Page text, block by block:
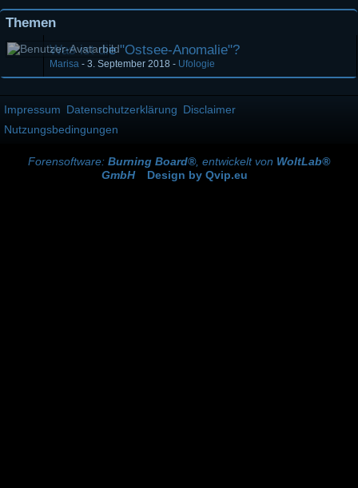
Themen
Was ist die "Ostsee-Anomalie"?
Marisa - 3. September 2018 - Ufologie
Impressum Datenschutzerklärung Disclaimer
Nutzungsbedingungen
Forensoftware: Burning Board®, entwickelt von WoltLab®
GmbH